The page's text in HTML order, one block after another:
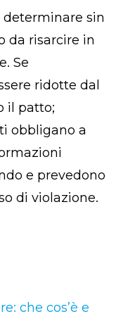
determinare sin
da risarcire in
Se
ridotte dal
il patto;
obbligano a
e prevedono
di violazione.
che cos’è e